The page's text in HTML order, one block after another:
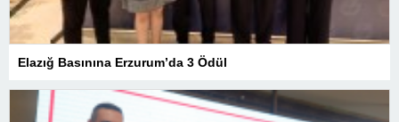
Elazığ Basınına Erzurum’da 3 Ödül